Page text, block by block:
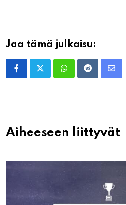
Jaa tämä julkaisu:
WhatsappRedditShare
Aiheeseen liittyvät